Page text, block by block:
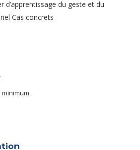
d’apprentissage du geste et du
Cas concrets